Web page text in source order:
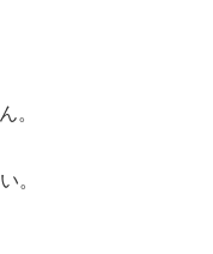
。
。